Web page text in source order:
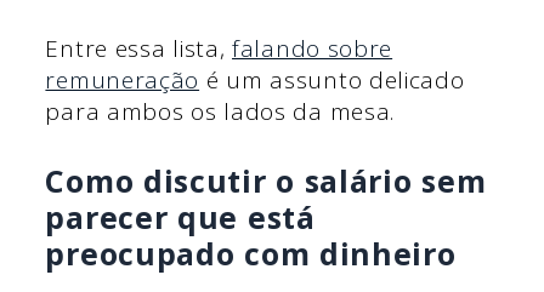
Entre essa lista,falando sobre
remuneração é um assunto delicado
para ambos os lados da mesa.
Como discutir o salário sem
parecer que está
preocupado com dinheiro